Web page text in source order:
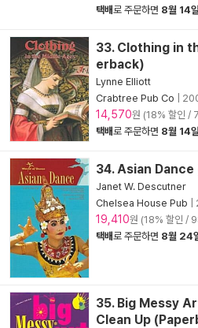
택배로 주문하면 8월 14
33. Clothing in
erback)
Lynne Elliott
Crabtree Pub Co
14,570원 (18% 할인 /
택배로 주문하면 8월 14
34. Asian
Janet W. Descutner
Chelsea House Pub
19,410원 (18% 할인 /
택배로 주문하면 8월 24
35. Big Messy
Clean Up